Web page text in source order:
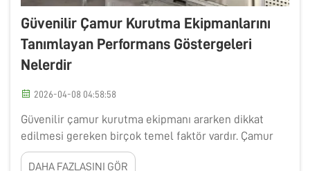
Güvenilir Çamur Kurutma Ekipmanlarını
Tanımlayan Performans Göstergeleri
Nelerdir
2026-04-08 04:58:58
Güvenilir çamur kurutma ekipmanı ararken dikkat
edilmesi gereken birçok temel faktör vardır. Çamur
kurutma, atığı azaltmaya ve işlemeyi kolaylaştırmaya
DAHA FAZLASINI GÖR